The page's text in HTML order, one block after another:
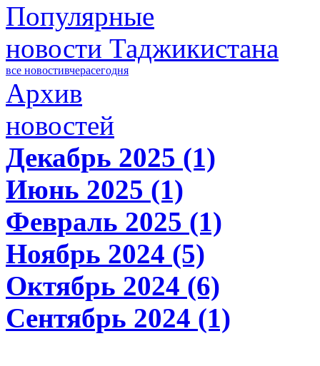
Популярные
новости Таджикистана
все новостивчерасегодня
Архив
новостей
Декабрь 2025 (1)
Июнь 2025 (1)
Февраль 2025 (1)
Ноябрь 2024 (5)
Октябрь 2024 (6)
Сентябрь 2024 (1)